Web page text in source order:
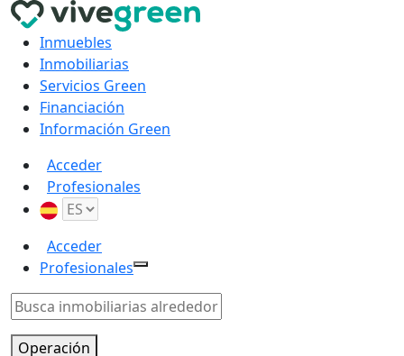
Inmuebles
Inmobiliarias
Servicios Green
Financiación
Información Green
Acceder
Profesionales
Acceder
Profesionales
Operación